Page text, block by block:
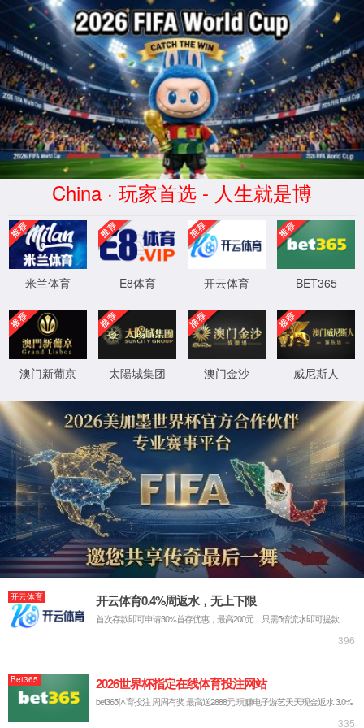
中国·新葡萄(AMG·NEWGRAPES)官
方网站
WTS-WAF拦截详情
出现该页面的原因:
1.你的请求是黑客攻击
2.你的请求合法但触发了安全规则,请提交问题反馈